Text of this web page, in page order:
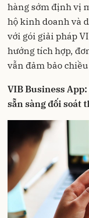
hàng sớm định vị
hộ kinh doanh và
với gói giải pháp
hướng tích hợp,
vẫn đảm bảo
VIB Business
sẵn sàng đối soát